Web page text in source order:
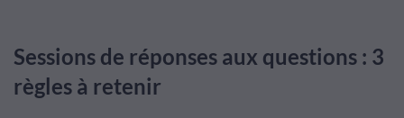
Sessions de réponses aux questions : 3
règles à retenir